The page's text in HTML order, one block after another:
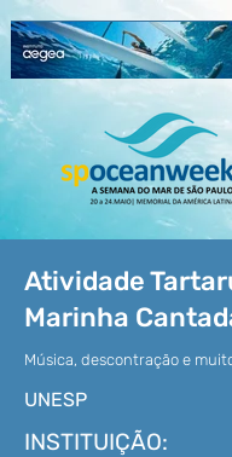
Atividade
Marinha
Música, descontração e
UNESP
INSTITUIÇÃO: